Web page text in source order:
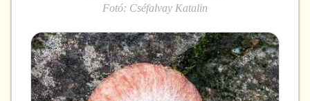
Fotó: Cséfalvay Katalin